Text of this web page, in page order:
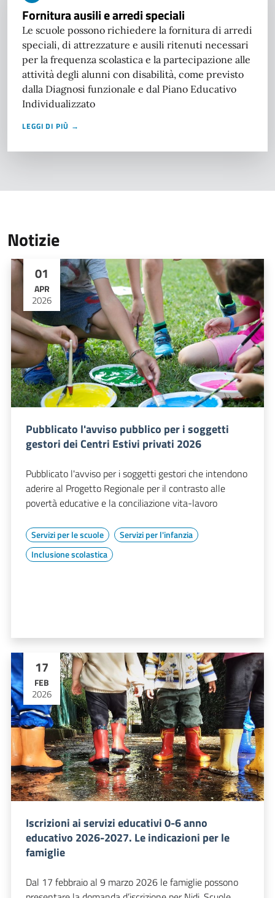
Fornitura ausili e arredi speciali
Le scuole possono richiedere la fornitura di arredi
speciali, di attrezzature e ausili ritenuti necessari
per la frequenza scolastica e la partecipazione alle
attività degli alunni con disabilità, come previsto
dalla Diagnosi funzionale e dal Piano Educativo
Individualizzato
LEGGI DI PIÙ →
Notizie
01
APR
2026
Pubblicato l'avviso pubblico per i soggetti
gestori dei Centri Estivi privati 2026
Pubblicato l'avviso per i soggetti gestori che intendono
aderire al Progetto Regionale per il contrasto alle
povertà educative e la conciliazione vita-lavoro
Servizi per le scuole
Servizi per l'infanzia
Inclusione scolastica
17
FEB
2026
Iscrizioni ai servizi educativi 0-6 anno
educativo 2026-2027. Le indicazioni per le
famiglie
Dal 17 febbraio al 9 marzo 2026 le famiglie possono